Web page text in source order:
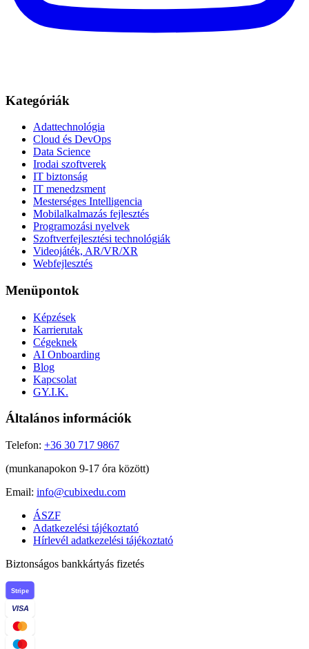
Kategóriák
Adattechnológia
Cloud és DevOps
Data Science
Irodai szoftverek
IT biztonság
IT menedzsment
Mesterséges Intelligencia
Mobilalkalmazás fejlesztés
Programozási nyelvek
Szoftverfejlesztési technológiák
Videojáték, AR/VR/XR
Webfejlesztés
Menüpontok
Képzések
Karrierutak
Cégeknek
AI Onboarding
Blog
Kapcsolat
GY.I.K.
Általános információk
Telefon: +36 30 717 9867
(munkanapokon 9-17 óra között)
Email: info@cubixedu.com
ÁSZF
Adatkezelési tájékoztató
Hírlevél adatkezelési tájékoztató
Biztonságos bankkártyás fizetés
Stripe
VISA